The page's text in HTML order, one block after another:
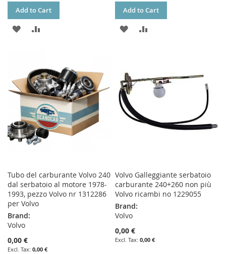
Add to Cart
ADD
LIST
Add to Cart
ADD
LIST
Tubo del carburante Volvo 240
dal serbatoio al motore 1978-
1993, pezzo Volvo nr 1312286
per Volvo
Brand:
Volvo
0,00 €
0,00 €
Volvo Galleggiante serbatoio
carburante 240+260 non più
Volvo ricambi no 1229055
Brand:
Volvo
0,00 €
0,00 €